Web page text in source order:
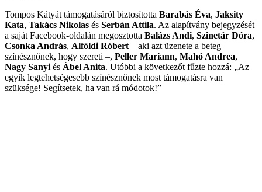
Tompos Kátyát támogatásáról biztosította Barabás Éva, Jaksity
Kata, Takács Nikolas és Serbán Attila. Az alapítvány bejegyzését
a saját Facebook-oldalán megosztotta Balázs Andi, Szinetár Dóra,
Csonka András, Alföldi Róbert – aki azt üzenete a beteg
színésznőnek, hogy szereti –, Peller Mariann, Mahó Andrea,
Nagy Sanyi és Ábel Anita. Utóbbi a következőt fűzte hozzá: „Az
egyik legtehetségesebb színésznőnek most támogatásra van
szüksége! Segítsetek, ha van rá módotok!”